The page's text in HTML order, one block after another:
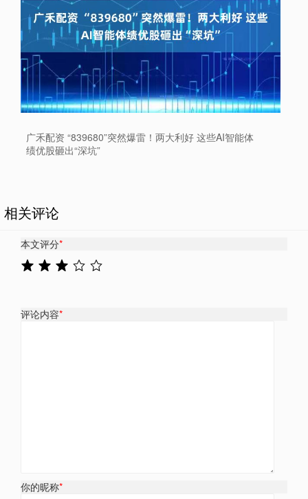
广禾配资 “839680”突然爆雷！两大利好 这些AI智能体
绩优股砸出“深坑”
相关评论
本文评分*
评论内容*
你的昵称*